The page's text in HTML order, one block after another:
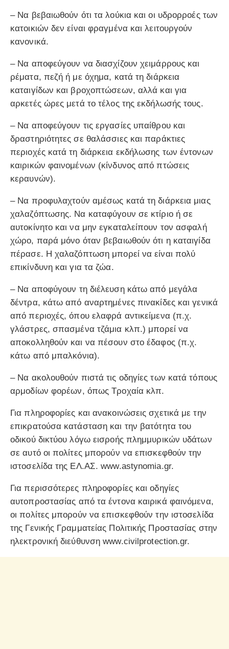
– Να βεβαιωθούν ότι τα λούκια και οι υδρορροές των
κατοικιών δεν είναι φραγμένα και λειτουργούν
κανονικά.
– Να αποφεύγουν να διασχίζουν χειμάρρους και
ρέματα, πεζή ή με όχημα, κατά τη διάρκεια
καταιγίδων και βροχοπτώσεων, αλλά και για
αρκετές ώρες μετά το τέλος της εκδήλωσής τους.
– Να αποφεύγουν τις εργασίες υπαίθρου και
δραστηριότητες σε θαλάσσιες και παράκτιες
περιοχές κατά τη διάρκεια εκδήλωσης των έντονων
καιρικών φαινομένων (κίνδυνος από πτώσεις
κεραυνών).
– Να προφυλαχτούν αμέσως κατά τη διάρκεια μιας
χαλαζόπτωσης. Να καταφύγουν σε κτίριο ή σε
αυτοκίνητο και να μην εγκαταλείπουν τον ασφαλή
χώρο, παρά μόνο όταν βεβαιωθούν ότι η καταιγίδα
πέρασε. Η χαλαζόπτωση μπορεί να είναι πολύ
επικίνδυνη και για τα ζώα.
– Να αποφύγουν τη διέλευση κάτω από μεγάλα
δέντρα, κάτω από αναρτημένες πινακίδες και γενικά
από περιοχές, όπου ελαφρά αντικείμενα (π.χ.
γλάστρες, σπασμένα τζάμια κλπ.) μπορεί να
αποκολληθούν και να πέσουν στο έδαφος (π.χ.
κάτω από μπαλκόνια).
– Να ακολουθούν πιστά τις οδηγίες των κατά τόπους
αρμοδίων φορέων, όπως Τροχαία κλπ.
Για πληροφορίες και ανακοινώσεις σχετικά με την
επικρατούσα κατάσταση και την βατότητα του
οδικού δικτύου λόγω εισροής πλημμυρικών υδάτων
σε αυτό οι πολίτες μπορούν να επισκεφθούν την
ιστοσελίδα της ΕΛ.ΑΣ. www.astynomia.gr.
Για περισσότερες πληροφορίες και οδηγίες
αυτοπροστασίας από τα έντονα καιρικά φαινόμενα,
οι πολίτες μπορούν να επισκεφθούν την ιστοσελίδα
της Γενικής Γραμματείας Πολιτικής Προστασίας στην
ηλεκτρονική διεύθυνση www.civilprotection.gr.